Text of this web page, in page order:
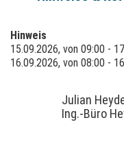
Hinweis
15.09.2026, von 09:00 -
16.09.2026, von 08:00 -
Julian
Ing.-Büro